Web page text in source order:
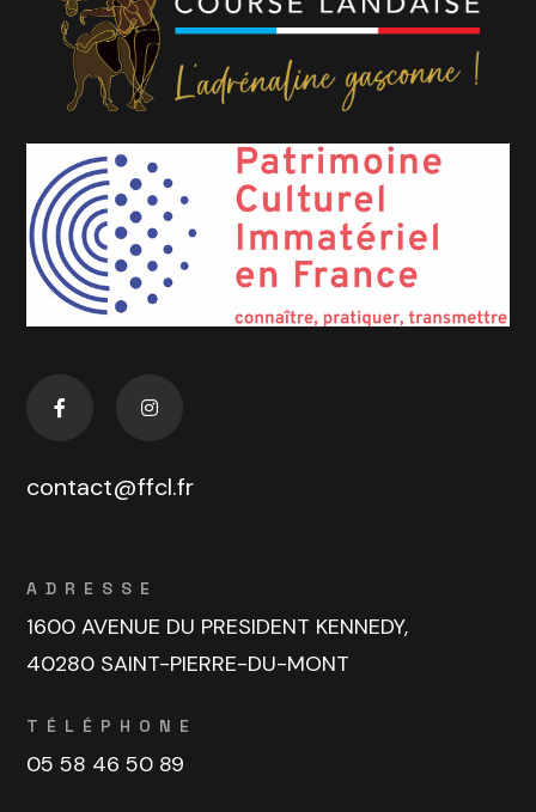
contact@ffcl.fr
ADRESSE
1600 AVENUE DU PRESIDENT KENNEDY,
40280 SAINT-PIERRE-DU-MONT
TÉLÉPHONE
05 58 46 50 89